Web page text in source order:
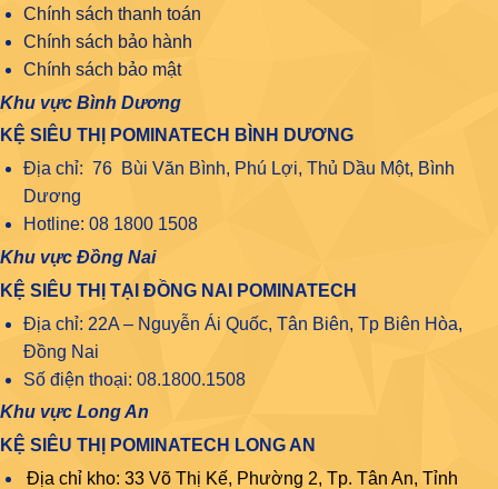
Chính sách thanh toán
Chính sách bảo hành
Chính sách bảo mật
Khu vực Bình Dương
KỆ SIÊU THỊ POMINATECH BÌNH DƯƠNG
Địa chỉ: 76 Bùi Văn Bình, Phú Lợi, Thủ Dầu Một, Bình
Dương
Hotline: 08 1800 1508
Khu vực Đồng Nai
KỆ SIÊU THỊ TẠI ĐỒNG NAI POMINATECH
Địa chỉ: 22A – Nguyễn Ái Quốc, Tân Biên, Tp Biên Hòa,
Đồng Nai
Số điện thoại: 08.1800.1508
Khu vực Long An
KỆ SIÊU THỊ POMINATECH LONG AN
Địa chỉ kho: 33 Võ Thị Kế, Phường 2, Tp. Tân An, Tỉnh